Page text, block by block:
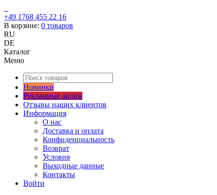
+49 1768 455 22 16
В корзине: 0 товаров
RU
DE
Каталог
Меню
Новинки
Рекламные акции
Отзывы наших клиентов
Информация
О нас
Доставка и оплата
Конфиденциальность
Возврат
Условия
Выходные данные
Контакты
Войти